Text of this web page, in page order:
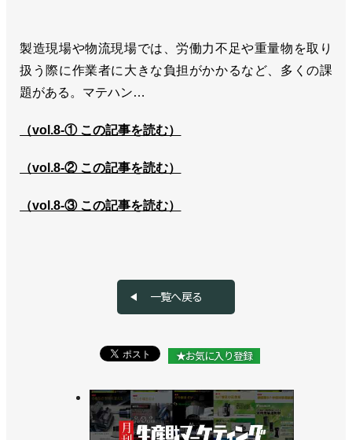
製造現場や物流現場では、労働力不足や重量物を取り
扱う際に作業者に大きな負担がかかるなど、多くの課
題がある。マテハン…
（vol.8-① この記事を読む）
（vol.8-② この記事を読む）
（vol.8-③ この記事を読む）
一覧へ戻る
★お気に入り登録